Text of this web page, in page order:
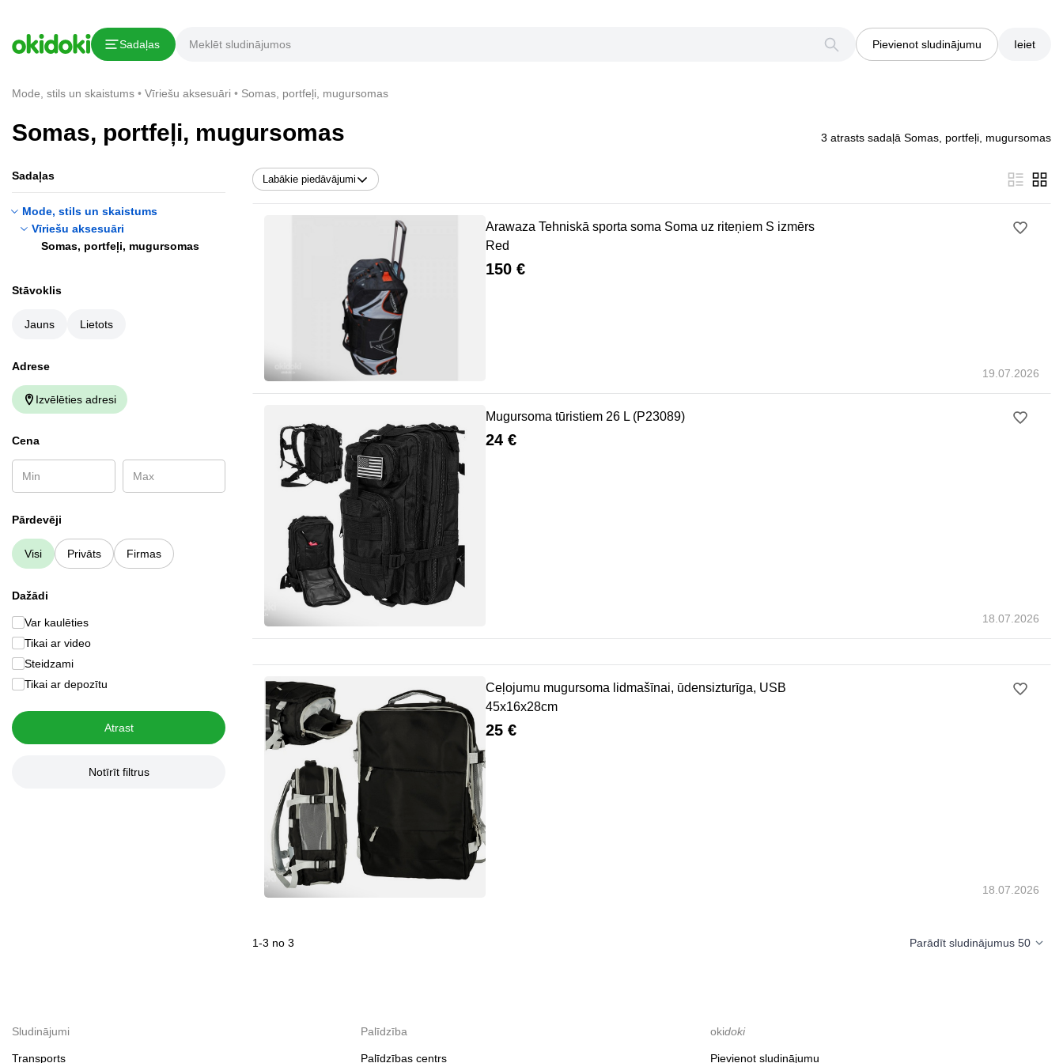
Sadaļas Pievienot sludinājumu Ieiet
Mode, stils un skaistums Vīriešu aksesuāri Somas, portfeļi, mugursomas
Somas, portfeļi, mugursomas 3 atrasts sadaļā Somas, portfeļi, mugursomas
Labākie piedāvājumi
Arawaza Tehniskā sporta soma Soma uz riteņiem S izmērs
Red
150 €
19.07.2026
Mugursoma tūristiem 26 L (P23089)
24 €
18.07.2026
Ceļojumu mugursoma lidmašīnai, ūdensizturīga, USB
45x16x28cm
25 €
18.07.2026
1-3 no 3 Parādīt sludinājumus 50
Sadaļas
Mode, stils un skaistums
Vīriešu aksesuāri
Somas, portfeļi, mugursomas
Stāvoklis
Jauns Lietots
Аdrese
Izvēlēties adresi
Cena
Pārdevēji
Visi Privāts Firmas
Dažādi
Var kaulēties
Tikai ar video
Steidzami
Tikai ar depozītu
Atrast
Notīrīt filtrus
Sludinājumi
Transports
Palīdzība
Palīdzības centrs
okidoki
Pievienot sludinājumu